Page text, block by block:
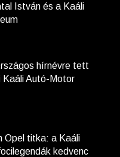
István és a Kaáli
hírnévre tett
Kaáli Autó-Motor
Opel titka: a Kaáli
kedvenc